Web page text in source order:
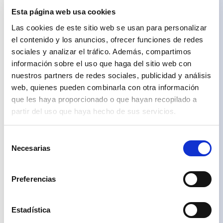
Esta página web usa cookies
Las cookies de este sitio web se usan para personalizar
el contenido y los anuncios, ofrecer funciones de redes
sociales y analizar el tráfico. Además, compartimos
información sobre el uso que haga del sitio web con
nuestros partners de redes sociales, publicidad y análisis
web, quienes pueden combinarla con otra información
que les haya proporcionado o que hayan recopilado a
partir del uso que haya hecho de sus servicios.
Necesarias
Preferencias
Estadística
Argentina
+54
Australia +61
Austria +43
Bélgica+32
Brasil +55
Bulgaria
+359
Canadá +1
+56
+57
Costa Rica
materiales
equipamientos.
información
características
vivienda
concretarán
documentación
contractual
y/o
calidades;
cualquier
caso,
técnicas,